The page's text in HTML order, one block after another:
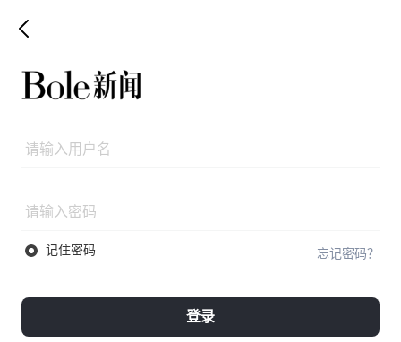
记住密码 忘记密码？
登录